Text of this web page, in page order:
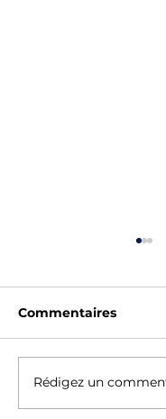
SAUV'STAGE
Commentaires
Rédigez un